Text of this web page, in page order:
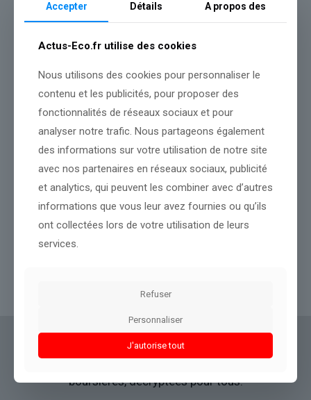
la Cour des comptes prévient que le coût de la dette va
atteindre plus de 77 milliards d’euros en 2026 (c’est 64,5 milliards
pour l’Education nationale)
offre un accès clair et fiable à des
boursières, décryptées pour tous.
Accepter Détails A propos des
Actus-Eco.fr utilise des cookies
Nous utilisons des cookies pour personnaliser le
contenu et les publicités, pour proposer des
fonctionnalités de réseaux sociaux et pour
analyser notre trafic. Nous partageons également
des informations sur votre utilisation de notre site
avec nos partenaires en réseaux sociaux, publicité
et analytics, qui peuvent les combiner avec d’autres
informations que vous leur avez fournies ou qu’ils
ont collectées lors de votre utilisation de leurs
services.
Refuser
Personnaliser
J'autorise tout